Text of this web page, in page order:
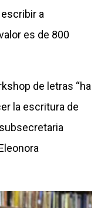
a
es de 800
de letras “ha
la escritura de